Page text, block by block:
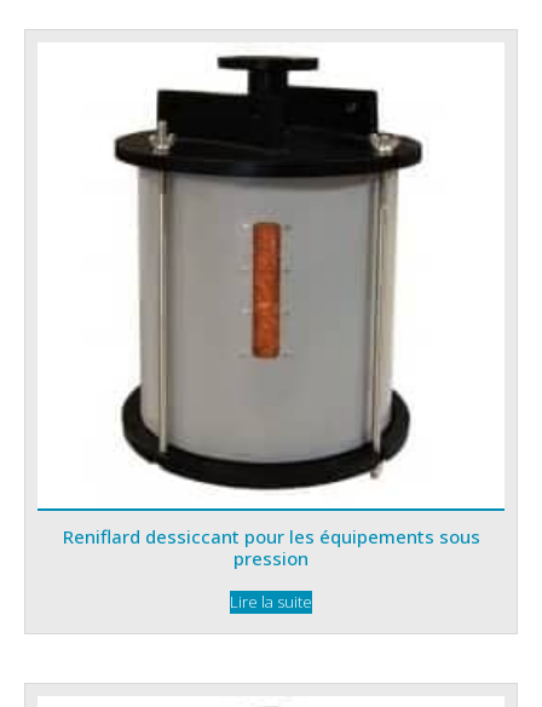
Reniflard dessiccant pour les équipements sous
pression
Lire la suite